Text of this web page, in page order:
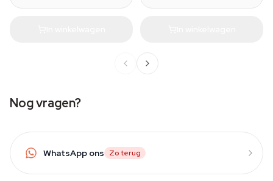
Nog vragen?
WhatsApp ons Zo terug